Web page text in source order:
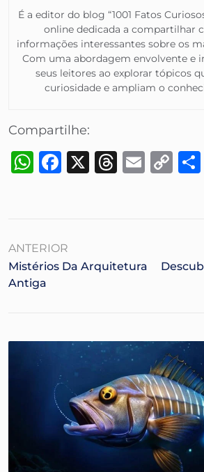
É a editor do blog “1001 Fatos
online dedicada a compartilhar
informações interessantes sobre os
Com uma abordagem envolvente e
seus leitores ao explorar tópicos
curiosidade e ampliam o
Compartilhe:
WhatsApp
Facebook
X Threads
Email
ANTERIOR
Mistérios Da Arquitetura
Antiga